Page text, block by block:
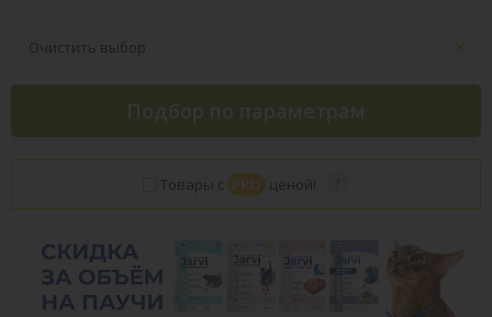
Очистить выбор
Подбор по параметрам
Товары с PRO ценой!